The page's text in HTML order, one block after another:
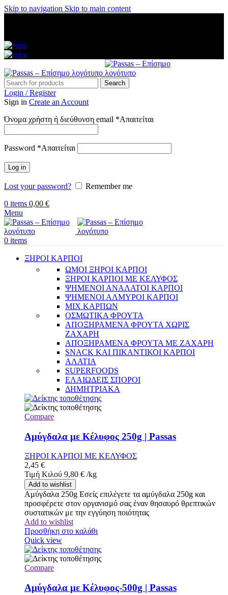
Skip to navigation Skip to main content
Search
Login / Register
Sign in Create an Account
Όνομα χρήστη ή διεύθυνση email *Απαιτείται
Password *Απαιτείται
Log in
Lost your password?
Remember me
0 items 0,00 €
Menu
0 items
ΞΗΡΟΙ ΚΑΡΠΟΙ
ΩΜΟΙ ΞΗΡΟΙ ΚΑΡΠΟΙ
ΞΗΡΟΙ ΚΑΡΠΟΙ ΜΕ ΚΕΛΥΦΟΣ
ΨΗΜΕΝΟΙ ΑΝΑΛΑΤΟΙ ΚΑΡΠΟΙ
ΨΗΜΕΝΟΙ ΑΛΜΥΡΟΙ ΚΑΡΠΟΙ
MIX ΚΑΡΠΩΝ
ΟΣΜΩΤΙΚΑ ΦΡΟΥΤΑ
ΑΠΟΞΗΡΑΜΕΝΑ ΦΡΟΥΤΑ ΧΩΡΙΣ
ΖΑΧΑΡΗ
ΑΠΟΞΗΡΑΜΕΝΑ ΦΡΟΥΤΑ ΜΕ ΖΑΧΑΡΗ
SNACK ΚΑΙ ΠΙΚΑΝΤΙΚΟΙ ΚΑΡΠΟΙ
ΑΛΑΤΙΑ
SUPERFOODS
ΕΛΑΙΩΔΕΙΣ ΣΠΟΡΟΙ
ΔΗΜΗΤΡΙΑΚΑ
Compare
Αμύγδαλα με Κέλυφος 250g | Passas
ΞΗΡΟΙ ΚΑΡΠΟΙ ΜΕ ΚΕΛΥΦΟΣ
2,45 €
Τιμή Κιλού 9,80 € /kg
Add to wishlist
Αμύγδαλα 250g Εσείς επιλέγετε τα αμύγδαλα 250g και
προσφέρετε στον οργανισμό σας έναν θησαυρό θρεπτικών
συστατικών με την εγγύηση ποιότητας
Add to wishlist
Προσθήκη στο καλάθι
Quick view
Compare
Αμύγδαλα με Κέλυφος-500g | Passas